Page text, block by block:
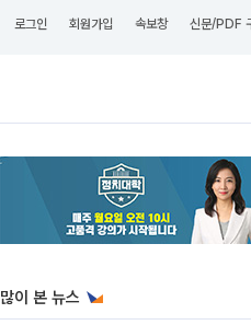
로그인 회원가입 속보창 신문/PDF
많이 본 뉴스